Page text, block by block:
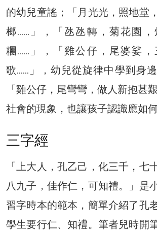
的幼兒童謠；「月光光，照地堂
榔……」，「氹氹轉，菊花園，
糰……」，「雞公仔，尾婆娑，
歌……」，幼兒從旋律中學到身
「雞公仔，尾彎彎，做人新抱甚
社會的現象，也讓孩子認識應如何
三字經
「上大人，孔乙己，化三千，七
八九子，佳作仁，可知禮。」是
習字時本的範本，簡單介紹了孔
學生要行仁、知禮。筆者兒時開